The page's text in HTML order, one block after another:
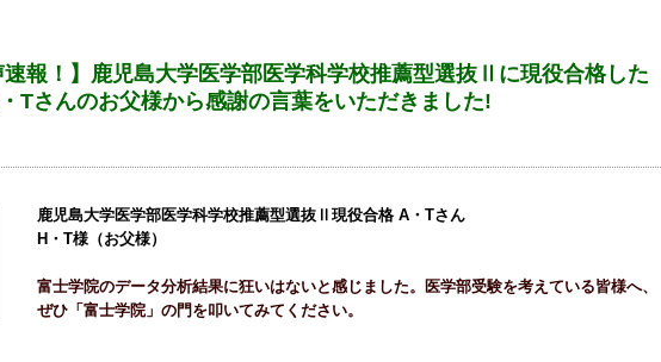
速報！】鹿児島大学医学部医学科学校推薦型選抜Ⅱに現役合格した
Tさんのお父様から感謝の言葉をいただきました!
鹿児島大学医学部医学科学校推薦型選抜Ⅱ現役合格 A・Tさん
H・T様（お父様）
富士学院のデータ分析結果に狂いはないと感じました。医学部受験を考えている皆様へ、
ぜひ「富士学院」の門を叩いてみてください。